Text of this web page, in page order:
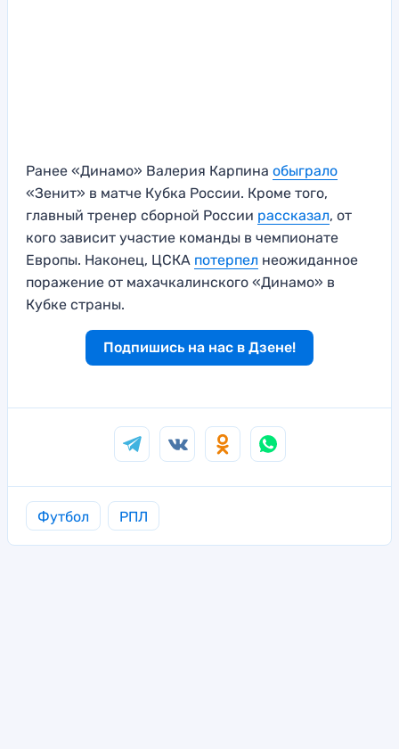
Ранее «Динамо» Валерия Карпина обыграло
«Зенит» в матче Кубка России. Кроме того,
главный тренер сборной России рассказал, от
кого зависит участие команды в чемпионате
Европы. Наконец, ЦСКА потерпел неожиданное
поражение от махачкалинского «Динамо» в
Кубке страны.
Подпишись на нас в Дзене!
Футбол РПЛ